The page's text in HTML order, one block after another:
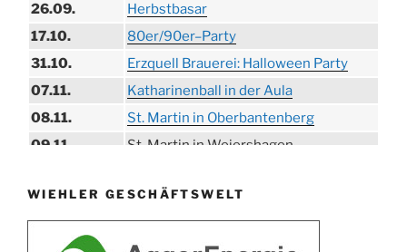
26.09.
Herbstbasar
17.10.
80er/90er–Party
31.10.
Erzquell Brauerei: Halloween Party
07.11.
Katharinenball in der Aula
08.11.
St. Martin in Oberbantenberg
09.11.
St. Martin in Weiershagen
11.11.
„DÜX“ im Burghaus
WIEHLER GESCHÄFTSWELT